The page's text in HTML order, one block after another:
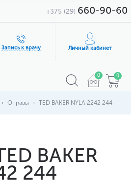
+375 (29) 660-90-60
Запись к врачу Личный кабинет
0 0
Оправы TED BAKER NYLA 2242 244
BAKER
244